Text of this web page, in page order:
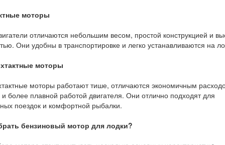
моторы
отличаются небольшим весом, простой конструкцией и
Они удобны в транспортировке и легко устанавливаются на
моторы
моторы работают тише, отличаются экономичным
и более плавной работой двигателя. Они отлично подходят для
поездок и комфортной рыбалки.
бензиновый мотор для лодки?